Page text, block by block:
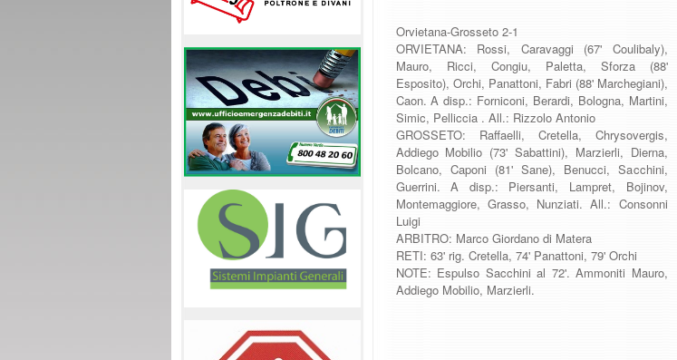
Orvietana-Grosseto 2-1
ORVIETANA: Rossi, Caravaggi (67' Coulibaly),
Mauro, Ricci, Congiu, Paletta, Sforza (88'
Esposito), Orchi, Panattoni, Fabri (88' Marchegiani),
Caon. A disp.: Forniconi, Berardi, Bologna, Martini,
Simic, Pelliccia . All.: Rizzolo Antonio
GROSSETO: Raffaelli, Cretella, Chrysovergis,
Addiego Mobilio (73' Sabattini), Marzierli, Dierna,
Bolcano, Caponi (81' Sane), Benucci, Sacchini,
Guerrini. A disp.: Piersanti, Lampret, Bojinov,
Montemaggiore, Grasso, Nunziati. All.: Consonni
Luigi
ARBITRO: Marco Giordano di Matera
RETI: 63' rig. Cretella, 74' Panattoni, 79' Orchi
NOTE: Espulso Sacchini al 72'. Ammoniti Mauro,
Addiego Mobilio, Marzierli.